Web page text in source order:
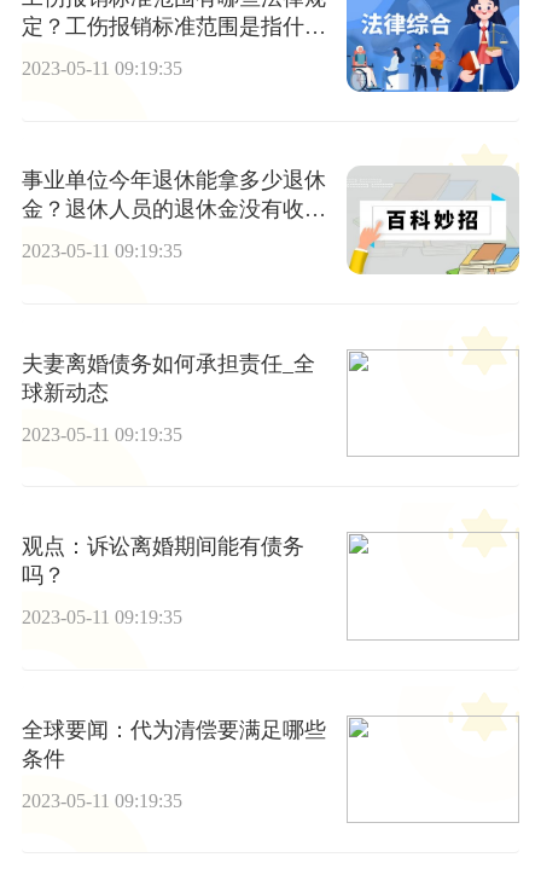
定？工伤报销标准范围是指什
么？
2023-05-11 09:19:35
事业单位今年退休能拿多少退休
金？退休人员的退休金没有收到
怎么处理？
2023-05-11 09:19:35
夫妻离婚债务如何承担责任_全
球新动态
2023-05-11 09:19:35
观点：诉讼离婚期间能有债务
吗？
2023-05-11 09:19:35
全球要闻：代为清偿要满足哪些
条件
2023-05-11 09:19:35